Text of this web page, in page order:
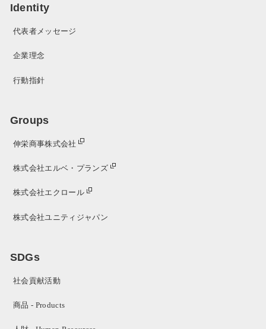
Identity
代表者メッセージ
企業理念
行動指針
Groups
伸栄商事株式会社
株式会社エルベ・プランズ
株式会社エクロール
株式会社ユニティジャパン
SDGs
社会貢献活動
商品 - Products